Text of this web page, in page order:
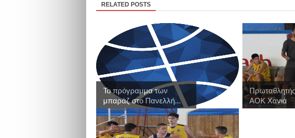
RELATED POSTS
Το πρόγραμμα των
μπαράζ στο Πανελλή...
ΑΟΚ Χανιά